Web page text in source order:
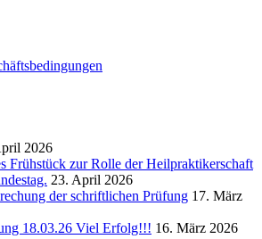
2026
Frühstück zur Rolle der Heilpraktikerschaft
23. April 2026
der schriftlichen Prüfung 17. März
18.03.26 Viel Erfolg!!! 16. März 2026